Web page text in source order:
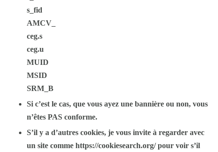
s_fid
AMCV_
ceg.s
ceg.u
MUID
MSID
SRM_B
Si c’est le cas, que vous ayez une bannière ou non, vous
n’êtes PAS conforme.
S’il y a d’autres cookies, je vous invite à regarder avec
un site comme https://cookiesearch.org/ pour voir s’il